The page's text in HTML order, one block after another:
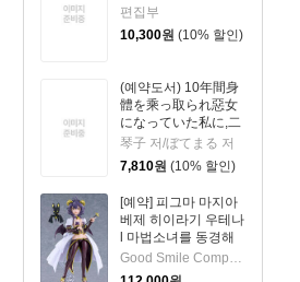
편집부
10,300원 (10% 할인)
(예약도서) 10年間身
體を乘っ取られ惡女
になっていた私に,二
度と顔を見せるなと
婚約破棄してきた騎
士樣が今日もすがっ
琴子 저/ぼてまる 저
7,810원 (10% 할인)
[예약] 피그마 마지아
베제 히이라기 우테나
l 마법소녀를 동경해
서